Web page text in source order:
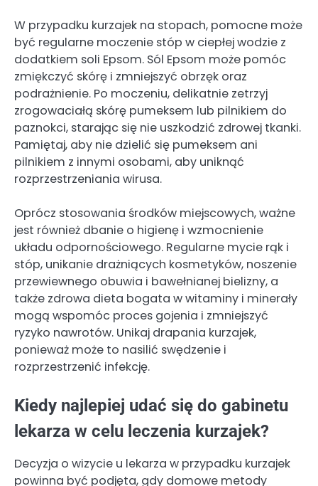
W przypadku kurzajek na stopach, pomocne może
być regularne moczenie stóp w ciepłej wodzie z
dodatkiem soli Epsom. Sól Epsom może pomóc
zmiękczyć skórę i zmniejszyć obrzęk oraz
podrażnienie. Po moczeniu, delikatnie zetrzyj
zrogowaciałą skórę pumeksem lub pilnikiem do
paznokci, starając się nie uszkodzić zdrowej tkanki.
Pamiętaj, aby nie dzielić się pumeksem ani
pilnikiem z innymi osobami, aby uniknąć
rozprzestrzeniania wirusa.
Oprócz stosowania środków miejscowych, ważne
jest również dbanie o higienę i wzmocnienie
układu odpornościowego. Regularne mycie rąk i
stóp, unikanie drażniących kosmetyków, noszenie
przewiewnego obuwia i bawełnianej bielizny, a
także zdrowa dieta bogata w witaminy i minerały
mogą wspomóc proces gojenia i zmniejszyć
ryzyko nawrotów. Unikaj drapania kurzajek,
ponieważ może to nasilić swędzenie i
rozprzestrzenić infekcję.
Kiedy najlepiej udać się do gabinetu
lekarza w celu leczenia kurzajek?
Decyzja o wizycie u lekarza w przypadku kurzajek
powinna być podjęta, gdy domowe metody